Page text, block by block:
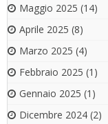
Maggio 2025 (14)
Aprile 2025 (8)
Marzo 2025 (4)
Febbraio 2025 (1)
Gennaio 2025 (1)
Dicembre 2024 (2)